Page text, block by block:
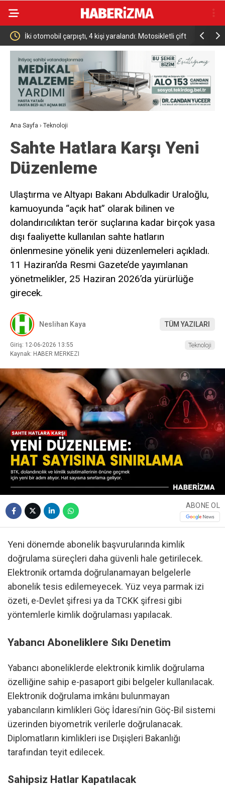
İki otomobil çarpıştı, 4 kişi yaralandı: Motosikletli çift
kazadan kıl payı kurtuldu
Türkiye
Altın
Ana Sayfa › Teknoloji
Sahte Hatlara Karşı Yeni
Düzenleme
Ulaştırma ve Altyapı Bakanı Abdulkadir Uraloğlu,
kamuoyunda “açık hat” olarak bilinen ve
dolandırıcılıktan terör suçlarına kadar birçok yasa
dışı faaliyette kullanılan sahte hatların
önlenmesine yönelik yeni düzenlemeleri açıkladı.
11 Haziran’da Resmi Gazete’de yayımlanan
yönetmelikler, 25 Haziran 2026’da yürürlüğe
girecek.
Neslihan Kaya TÜM YAZILARI
Giriş: 12-06-2026 13:55
Kaynak: HABER MERKEZI
Teknoloji
ABONE OL
Yeni dönemde abonelik başvurularında kimlik
doğrulama süreçleri daha güvenli hale getirilecek.
Elektronik ortamda doğrulanamayan belgelerle
abonelik tesis edilemeyecek. Yüz veya parmak izi
özeti, e-Devlet şifresi ya da TCKK şifresi gibi
yöntemlerle kimlik doğrulaması yapılacak.
Yabancı Aboneliklere Sıkı Denetim
Yabancı aboneliklerde elektronik kimlik doğrulama
özelliğine sahip e-pasaport gibi belgeler kullanılacak.
Elektronik doğrulama imkânı bulunmayan
yabancıların kimlikleri Göç İdaresi’nin Göç-Bil sistemi
üzerinden biyometrik verilerle doğrulanacak.
Diplomatların kimlikleri ise Dışişleri Bakanlığı
tarafından teyit edilecek.
Sahipsiz Hatlar Kapatılacak